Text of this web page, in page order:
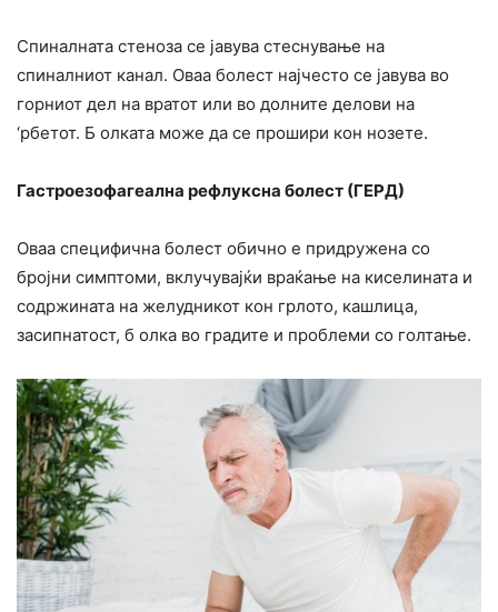
Спиналната стеноза се јавува стеснување на
спиналниот канал. Оваа болест најчесто се јавува во
горниот дел на вратот или во долните делови на
‘рбетот. Б олката може да се прошири кон нозете.
Гастроезофагеална рефлуксна болест (ГЕРД)
Оваа специфична болест обично е придружена со
бројни симптоми, вклучувајќи враќање на киселината и
содржината на желудникот кон грлото, кашлица,
засипнатост, б олка во градите и проблеми со голтање.